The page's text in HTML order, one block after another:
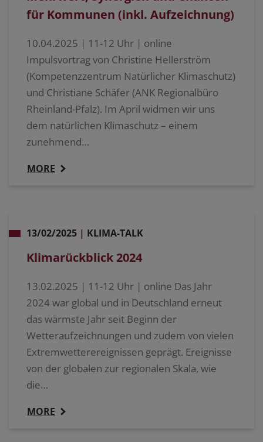
für Kommunen (inkl. Aufzeichnung)
10.04.2025 | 11-12 Uhr | online
Impulsvortrag von Christine Hellerström
(Kompetenzzentrum Natürlicher Klimaschutz)
und Christiane Schäfer (ANK Regionalbüro
Rheinland-Pfalz). Im April widmen wir uns
dem natürlichen Klimaschutz – einem
zunehmend…
MORE
13/02/2025 | KLIMA-TALK
Klimarückblick 2024
13.02.2025 | 11-12 Uhr | online Das Jahr
2024 war global und in Deutschland erneut
das wärmste Jahr seit Beginn der
Wetteraufzeichnungen und zudem von vielen
Extremwetterereignissen geprägt. Ereignisse
von der globalen zur regionalen Skala, wie
die…
MORE